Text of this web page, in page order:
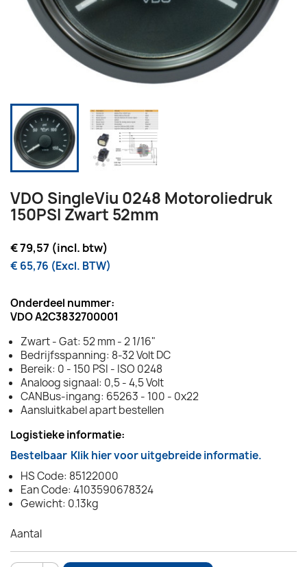
VDO SingleViu 0248 Motoroliedruk
150PSI Zwart 52mm
€ 79,57 (incl. btw)
€ 65,76 (Excl. BTW)
Onderdeel nummer:
VDO A2C3832700001
Zwart - Gat: 52 mm - 2 1/16"
Bedrijfsspanning: 8-32 Volt DC
Bereik: 0 - 150 PSI - ISO 0248
Analoog signaal: 0,5 - 4,5 Volt
CANBus-ingang: 65263 - 100 - 0x22
Aansluitkabel apart bestellen
Logistieke informatie:
Bestelbaar Klik hier voor uitgebreide informatie.
HS Code: 85122000
Ean Code: 4103590678324
Gewicht: 0.13kg
Aantal